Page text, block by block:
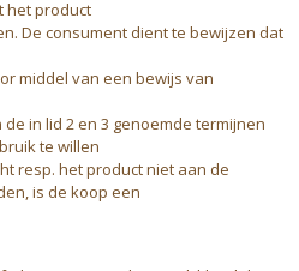
het product
De consument dient te bewijzen dat
middel van een bewijs van
in lid 2 en 3 genoemde termijnen
te willen
resp. het product niet aan de
is de koop een